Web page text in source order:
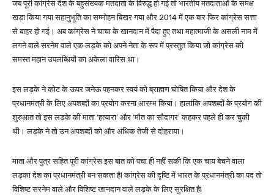
जब पूरी कांग्रेस देश के बहुसंख्यक मतदाता के विरुद्ध हो गई तो भारतीय मतदाताओं के समक्ष
खड़ा किया गया सहानुभूति का सम्मोहन बिखर गया और 2014 में एक बार फिर कांग्रेस सत्ता
से बाहर हो गई। अब कांग्रेस ने चाचा के खानदान में पैदा हुए तथा महात्माजी के असली नाम में
लगने वाले सरनेम वाले एक लड़के को अपने नेता के रूप में प्रस्तुत किया जो कांग्रेस की
समस्त महान उपलब्धियों का अकेला वारिस था।
इस लड़के ने कोट के ऊपर जनेऊ पहनकर स्वयं को ब्राह्मण घोषित किया और देश के
प्रधानमंत्री के लिए अपशब्दों का प्रयोग करना आरम्भ किया। हालांकि अपशब्दों के प्रयोग की
शुरुआत तो इस लड़के की माता ‘हत्यारा’ और ‘मौत का सौदागर’ कहकर पहले ही कर चुकी
थी। लड़के ने तो उन अपशब्दों को और अधिक तेजी से दोहराया।
माता और पुत्र सहित पूरी कांग्रेस इस बात को पचा ही नहीं सकी कि एक चाय बेचने वाला
लड़का देश का प्रधानमंत्री बन सकता है! कांग्रेस की दृष्टि में भारत के प्रधानमंत्री का पद तो
विशिष्ट सरनेम वाले और विशिष्ट खानदान वाले लड़के के लिए सुरक्षित है!